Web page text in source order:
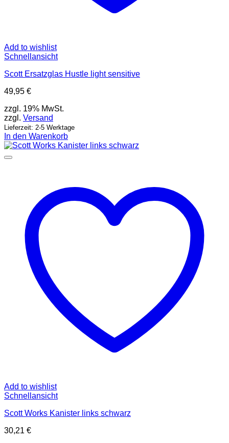
Add to wishlist
Schnellansicht
Scott Ersatzglas Hustle light sensitive
49,95 €
zzgl. 19% MwSt.
zzgl. Versand
Lieferzeit: 2-5 Werktage
In den Warenkorb
Add to wishlist
Schnellansicht
Scott Works Kanister links schwarz
30,21 €